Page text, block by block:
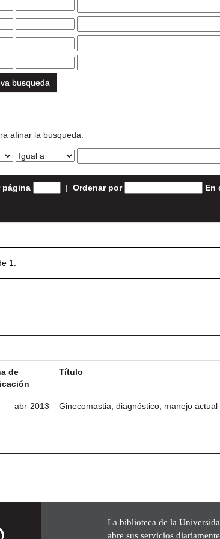
busqueda
afinar la busqueda.
página | Ordenar por En
1.
de
Título
abr-2013 Ginecomastia, diagnóstico, manejo actual
La biblioteca de la
abre sus servicios